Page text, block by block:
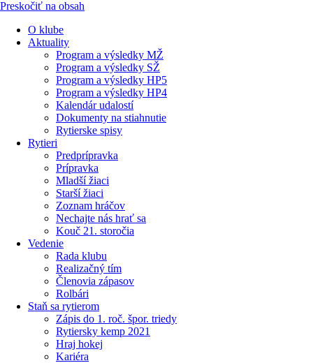
Preskočiť na obsah
O klube
Aktuality
Program a výsledky MŽ
Program a výsledky SŽ
Program a výsledky HP5
Program a výsledky HP4
Kalendár udalostí
Dokumenty na stiahnutie
Rytierske spisy
Rytieri
Predprípravka
Prípravka
Mladší žiaci
Starší žiaci
Zoznam hráčov
Nechajte nás hrať sa
Kouč 21. storočia
Vedenie
Rada klubu
Realizačný tím
Členovia zápasov
Rolbári
Staň sa rytierom
Zápis do 1. roč. špor. triedy
Rytiersky kemp 2021
Hraj hokej
Kariéra